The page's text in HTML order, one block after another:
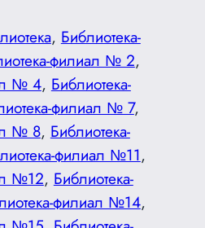
, Библиотека-
филиал № 2
№ 4, Библиотека-
филиал № 7
№ 8, Библиотека-
филиал №11
№12, Библиотека-
филиал №14